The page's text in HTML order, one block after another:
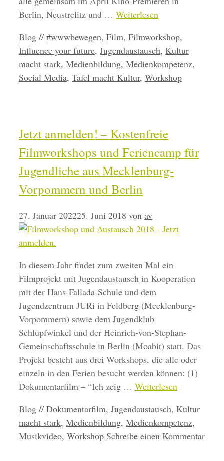
Berlin, Neustrelitz und … Weiterlesen
Kategorien
Blog // Schlagwörter
#wwwbewegen, Film, Filmworkshop,
Influence your future, Jugendaustausch, Kultur
macht stark, Medienbildung, Medienkompetenz,
Social Media, Tafel macht Kultur, Workshop
Jetzt anmelden! – Kostenfreie
Filmworkshops und Feriencamp für
Jugendliche aus Mecklenburg-
Vorpommern und Berlin
27. Januar 202225. Juni 2018 von av
In diesem Jahr findet zum zweiten Mal ein
Filmprojekt mit Jugendaustausch in Kooperation
mit der Hans-Fallada-Schule und dem
Jugendzentrum JURi in Feldberg (Mecklenburg-
Vorpommern) sowie dem Jugendklub
Schlupfwinkel und der Heinrich-von-Stephan-
Gemeinschaftsschule in Berlin (Moabit) statt. Das
Projekt besteht aus drei Workshops, die alle oder
einzeln in den Ferien besucht werden können: (1)
Dokumentarfilm – ​“Ich zeig … Weiterlesen
Kategorien
Blog // Schlagwörter
Dokumentarfilm, Jugendaustausch, Kultur
macht stark, Medienbildung, Medienkompetenz,
Musikvideo, Workshop Schreibe einen Kommentar